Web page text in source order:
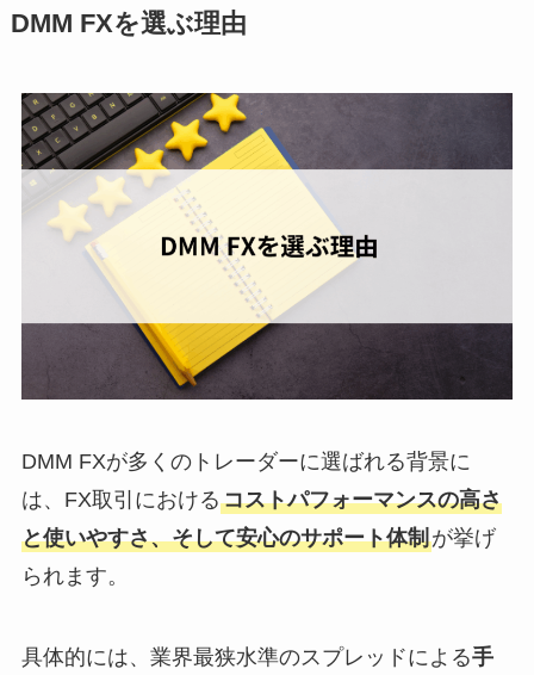
DMM FXを選ぶ理由
DMM FXが多くのトレーダーに選ばれる背景に
は、FX取引におけるコストパフォーマンスの高さ
と使いやすさ、そして安心のサポート体制が挙げ
られます。
具体的には、業界最狭水準のスプレッドによる手